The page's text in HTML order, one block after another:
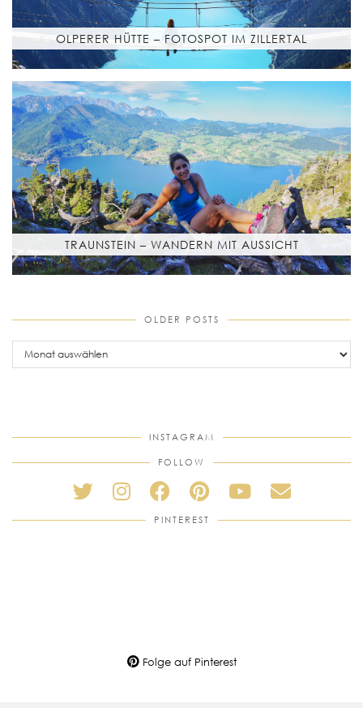
OLPERER HÜTTE – FOTOSPOT IM ZILLERTAL
TRAUNSTEIN – WANDERN MIT AUSSICHT
OLDER POSTS
older
posts
INSTAGRAM
FOLLOW
PINTEREST
Folge auf Pinterest